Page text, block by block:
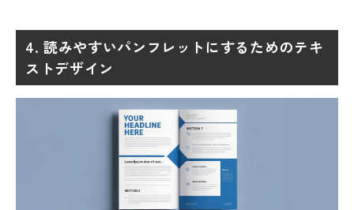
4. 読みやすいパンフレットにするためのテキ
ストデザイン